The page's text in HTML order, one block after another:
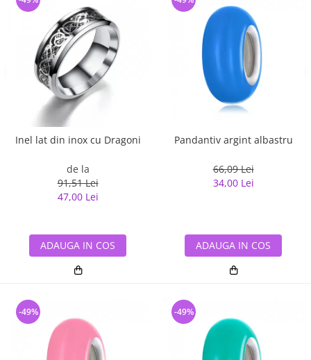
Inel lat din inox cu Dragoni
de la
91,51 Lei
47,00 Lei
ADAUGA IN COS
Pandantiv argint albastru
66,09 Lei
34,00 Lei
ADAUGA IN COS
-49% -49%